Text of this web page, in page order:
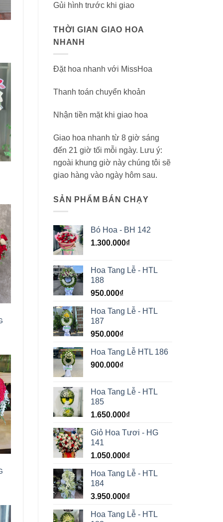
Gủi hình trước khi giao
THỜI GIAN GIAO HOA
NHANH
Đặt hoa nhanh với MissHoa
Thanh toán chuyển khoản
Nhận tiền mặt khi giao hoa
Giao hoa nhanh từ 8 giờ sáng
đến 21 giờ tối mỗi ngày. Lưu ý:
ngoài khung giờ này chúng tôi sẽ
giao hàng vào ngày hôm sau.
SẢN PHẨM BÁN CHẠY
Bó Hoa - BH 142
1.300.000₫
Hoa Tang Lễ - HTL
188
950.000₫
Hoa Tang Lễ - HTL
187
950.000₫
Hoa Tang Lễ HTL 186
900.000₫
Hoa Tang Lễ - HTL
185
1.650.000₫
Giỏ Hoa Tươi - HG
141
1.050.000₫
Hoa Tang Lễ - HTL
184
3.950.000₫
Hoa Tang Lễ - HTL